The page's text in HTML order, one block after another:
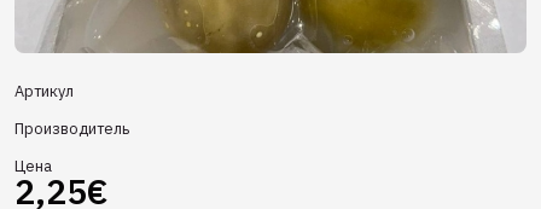
Артикул
Производитель
Цена
2,25€